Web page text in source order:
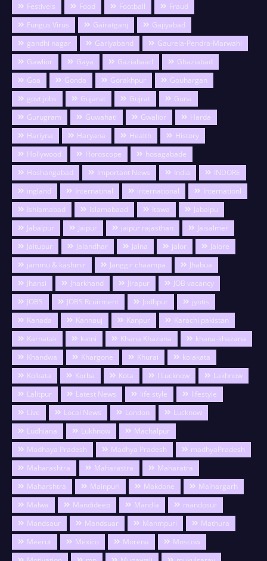
Festivels
Food Football
Fraud
Fungus Virus
Gairatganj
Gajiyabad
gandhi nagar
Gariyaband
Gaurela-Pendra-Marwahi
Gawlior
Gaya Gaziabaad
Ghaziabad
Goa
Gonda Gorakhpur
Gouhargan
govt.jobs
Gujarat Gujrat
Guna
Gurugram
Guwahati Gwalior
Harda
Hariyna
Haryana Health
History
Hollywood
Horoscope
hosagabade
Hoshangabad
Important News India
INDORE
ingland
Internatinal international
Internationl
Ishlamabad
islamabaad Itawa
Jabalpu
Jabalpur
Jaipur jaipur rajasthan
Jaisalmer
Jaitupur
Jalandhar Jalna jalor
Jalore
jammu & kashmir
Janggir chaampa
Jhabua
Jhansi
Jharkhand Jirapur
JOB vacancy
JOBS
JOBS Rcuirment Jodhpur
jyotis
Kanada
Kannauj Kanpur
Karachi pakistan
Karnatak
katni Khana Khazana
khana-khazana
Khandwa
Khargone Khurai
kolakata
Kolkata
Korba Kota l Lucknow
Lakhnow
Lalitpur
Latest News life style
lifestyle
Live
Local News London
Lucknow
Ludhiana
Lukhnow
Machalpur
Madhaya Pradesh
Madhya Pradesh
madhyaPradesh
Maharashtra
Maharastra
Maharatra
Maharshtra
Mainpuri Makdone
Malhargarh
Malwa
Mandideep Mandla
mandosur
Mandsaur
Mandsuar Manmpuri
Mathura
Meerut
Mexico Morena
Moscow